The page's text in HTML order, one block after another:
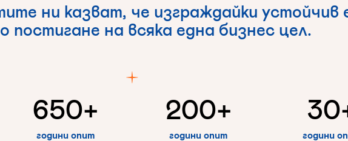
ни казват, че изграждайки устойчив
постигане на всяка една бизнес цел.
650+
години опит
200+
години опит
30
години